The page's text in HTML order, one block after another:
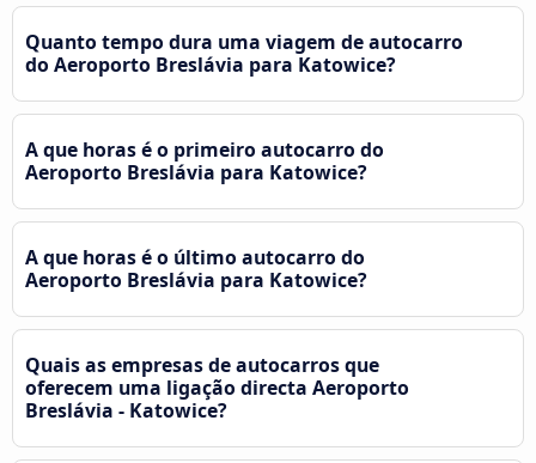
Quanto tempo dura uma viagem de autocarro
do Aeroporto Breslávia para Katowice?
A que horas é o primeiro autocarro do
Aeroporto Breslávia para Katowice?
A que horas é o último autocarro do
Aeroporto Breslávia para Katowice?
Quais as empresas de autocarros que
oferecem uma ligação directa Aeroporto
Breslávia - Katowice?